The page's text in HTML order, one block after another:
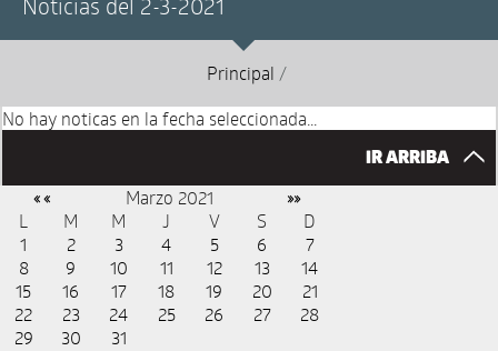
Principal /
No hay noticas en la fecha seleccionada...
IR ARRIBA
« « Marzo 2021 »»
L M M J V S
D
1
2 3 4 5 6
7
8
9 10 11 12 13
14
15
16 17 18 19 20
21
22
23 24 25 26 27
28
29
30 31